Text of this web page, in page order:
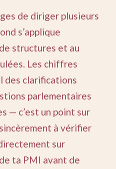
de diriger plusieurs
s’applique
structures et au
Les chiffres
des clarifications
parlementaires
— c’est un point sur
à vérifier
sur
ta PMI avant de